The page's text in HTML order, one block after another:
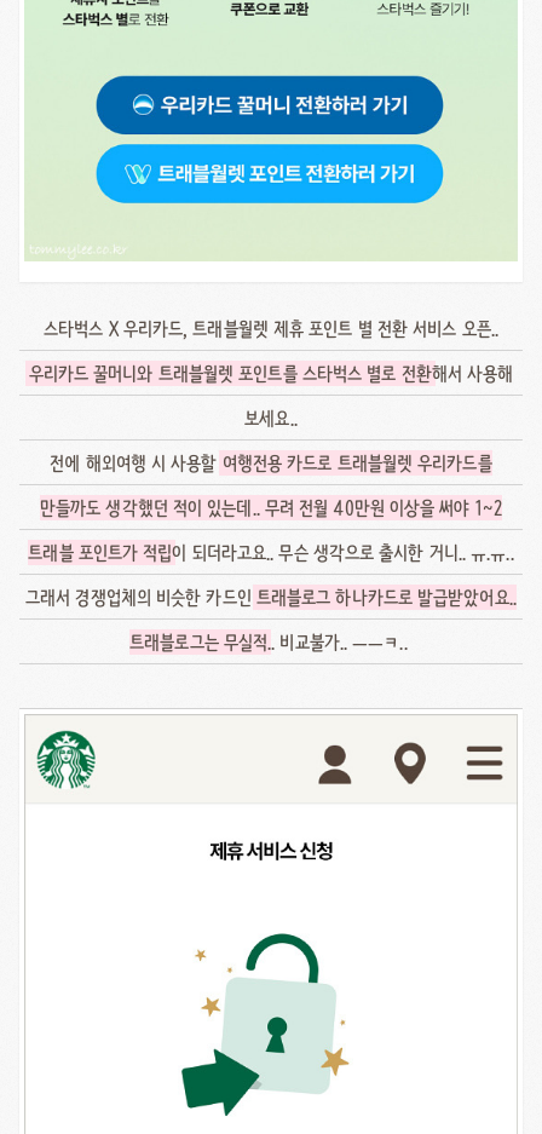
스타벅스 X 우리카드, 트래블월렛 제휴 포인트 별 전환 서비스 오픈..
우리카드 꿀머니와 트래블월렛 포인트를 스타벅스 별로 전환해서 사용해
보세요..
전에 해외여행 시 사용할 여행전용 카드로 트래블월렛 우리카드를
만들까도 생각했던 적이 있는데.. 무려 전월 40만원 이상을 써야 1~2
트래블 포인트가 적립이 되더라고요.. 무슨 생각으로 출시한 거니.. ㅠ.ㅠ..
그래서 경쟁업체의 비슷한 카드인 트래블로그 하나카드로 발급받았어요..
트래블로그는 무실적.. 비교불가.. ㅡㅡㅋ..